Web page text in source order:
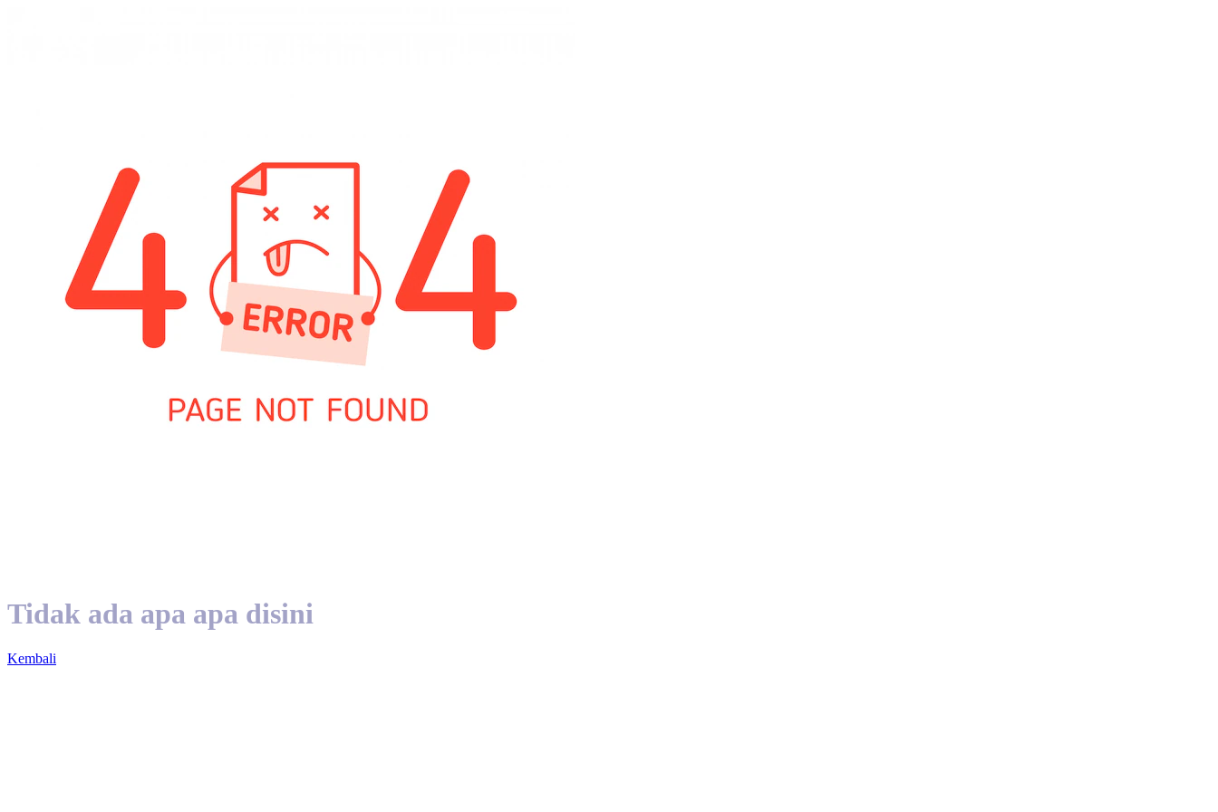
Tidak ada apa apa disini
Kembali